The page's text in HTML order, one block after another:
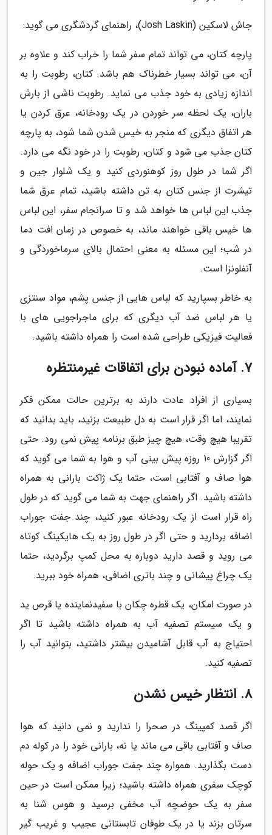
جاش لاسکین (Josh Laskin)، راهنمای گردشگری می گوید:
پارچه کتان، می تواند تمام سفر شما را خراب کند و علاوه بر
آن، می تواند بسیار خطرناک هم باشد. کتان، رطوبت را به
اندازه زیادی به خود جذب می نماید. رطوبت ناشی از بارش
باران، یک لحظه سر خوردن در یک رودخانه، عرق کردن یا
هر اتفاق دیگری که منجر به خیس شدن شما شود، به پارچه
کتان جذب می شود و کتان، رطوبت را در خود نگه می دارد.
اگر شما در طول روز کوهنوردی کنید و یک شلوار جین و
تیشرت از جنس کتان به تن داشته باشید، تمام عرق شما
جذب این لباس ها خواهد شد و تا سرانجام سفر، این لباس
ها خیس باقی خواهند ماند، به خصوص در زمان افت دما
در شب؛ این مسئله به معنی احتمال بالای سرماخوردگی و
آنفلونزا است.
به خاطر بسپارید که لباس هایی از جنس پشم، مواد سنتزی
یا هر لباس ضد آب دیگری که برای ماجراجویی های با
فعالیت فیزیکی طراحی شده است را همراه داشته باشید.
7. آماده نبودن برای اتفاقات غیرمنتظره
بسیاری از افراد عادت دارند به برترین حالت ممکن فکر
نمایند، اما اگر قرار است به دل طبیعت بزنید، باید بدانید که
تقریبا هیچ وقت، هیچ چیز طبق برنامه پیش نمی رود. حتی
اگر گزارش 10 روزه پیش بینی آب و هوا به شما می گوید که
هوا صاف و آفتابی است، حتما یک ژاکت بارانی به همراه
داشته باشید. اگر راهنمای جهت به شما می گوید که در طول
راه قرار است از یک رودخانه عبور کنید، چند جفت جوراب
اضافه بردارید و حتی اگر در طول روز به یک هایکینگ کوتاه
می روید و قصد دارید دوباره به محل کمپ برگردید، حتما
یک چراغ پیشانی و چند باتری اضافی، همراه خود ببرید.
در صورت امکان، یک قطره چکان با سفیدنماینده یا قرص ید
و یک سیستم تصفیه آب به همراه داشته باشید تا اگر
احتیاج به آب قابل آشامیدن بیشتر داشتید، بتوانید آب را
تصفیه کنید.
8. انتظار خیس نشدن
اگر قصد کمپینگ در صحرا را ندارید و نمی دانید که هوا
صاف و آفتابی باقی می ماند یا نه، بارانی خود را در کوله دم
دست بگذارید. همواره چند جفت جوراب اضافه و یک حوله
کوچک سفری همراه داشته باشید؛ زیرا ممکن است در حین
سفر به یک حوضچه آب مخفی برسید و هوس شنا به
سرتان بزند یا در یک طوفان تابستانی عجیب و غریب گیر